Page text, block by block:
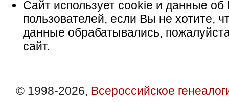
Сайт использует cookie и данные об
пользователей, если Вы не хотите,
данные обрабатывались,
сайт.
© 1998-2026, Всероссийское